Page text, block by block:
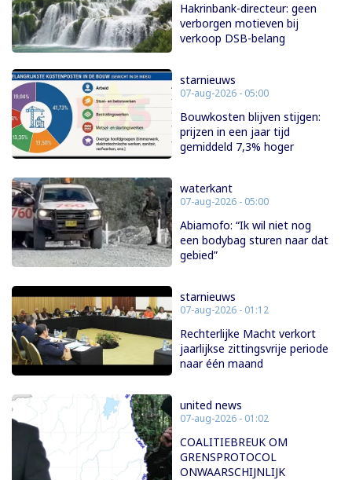
Hakrinbank-directeur: geen
verborgen motieven bij
verkoop DSB-belang
starnieuws
07-aug-2026 - 05:00
Bouwkosten blijven stijgen:
prijzen in een jaar tijd
gemiddeld 7,3% hoger
waterkant
07-aug-2026 - 05:00
Abiamofo: “Ik wil niet nog
een bodybag sturen naar dat
gebied”
starnieuws
07-aug-2026 - 01:12
Rechterlijke Macht verkort
jaarlijkse zittingsvrije periode
naar één maand
united news
07-aug-2026 - 01:02
COALITIEBREUK OM
GRENSPROTOCOL
ONWAARSCHIJNLIJK